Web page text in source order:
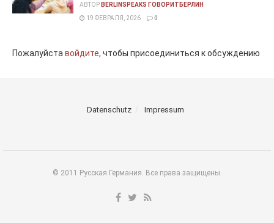
АВТОР BERLINSPEAKS ГОВОРИТБЕРЛИН
19 ФЕВРАЛЯ, 2026
0
Пожалуйставойдите, чтобы присоединиться к обсуждению
Datenschutz Impressum
© 2011 Русская Германия. Все права защищены.